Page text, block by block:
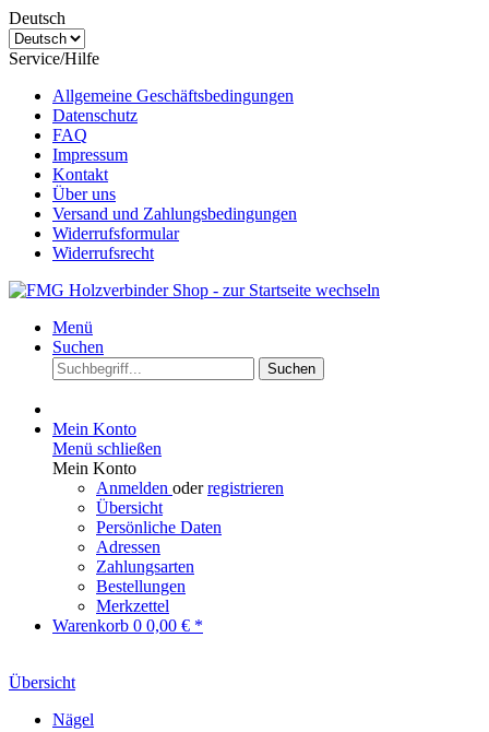
Deutsch
Service/Hilfe
Allgemeine Geschäftsbedingungen
Datenschutz
FAQ
Impressum
Kontakt
Über uns
Versand und Zahlungsbedingungen
Widerrufsformular
Widerrufsrecht
Menü
Suchen
Suchen
Mein Konto
Menü schließen
Mein Konto
Anmelden oderregistrieren
Übersicht
Persönliche Daten
Adressen
Zahlungsarten
Bestellungen
Merkzettel
Warenkorb 0 0,00 € *
Übersicht
Nägel